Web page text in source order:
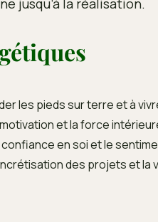
jusqu’à la réalisation.
les pieds sur terre et à
et la force
en soi et le
des projets et la